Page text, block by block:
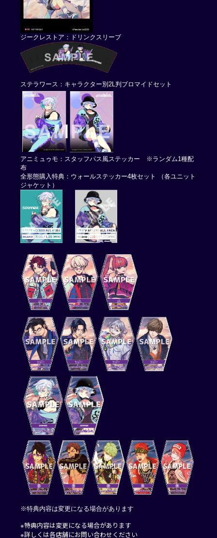
ジークレストア：ドリンクスリーブ
ステラワース：キャラクター別2L判ブロマイドセット
アニミュゥモ：スタッフパス風ステッカー ※ランダム1種配
布
全形態購入特典：ウォールステッカー4枚セット （各ユニット
ジャケット）
※特典内容は変更になる場合があります
※特典内容は変更になる場合があります
※詳しくは各店舗にお問い合わせください